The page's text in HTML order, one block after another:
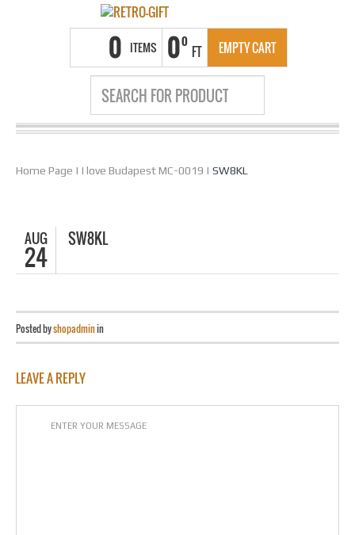
0 ITEMS 00
FT EMPTY CART
Home Page | I love Budapest MC-0019 | SW8KL
AUG
24
SW8KL
Posted byshopadminin
LEAVE A REPLY